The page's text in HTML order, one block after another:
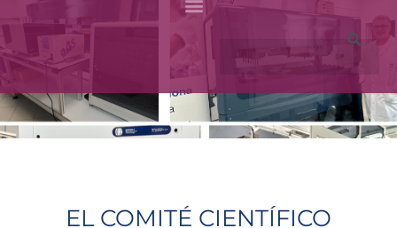
Search
EL COMITÉ CIENTÍFICO